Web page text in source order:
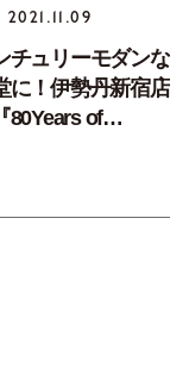
2021.11.09
チュリーモダンな
に！伊勢丹新宿店
80Years of